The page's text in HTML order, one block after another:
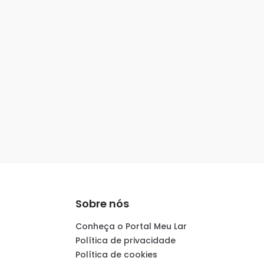
Sobre nós
Conheça o Portal Meu Lar
Política de privacidade
Política de cookies